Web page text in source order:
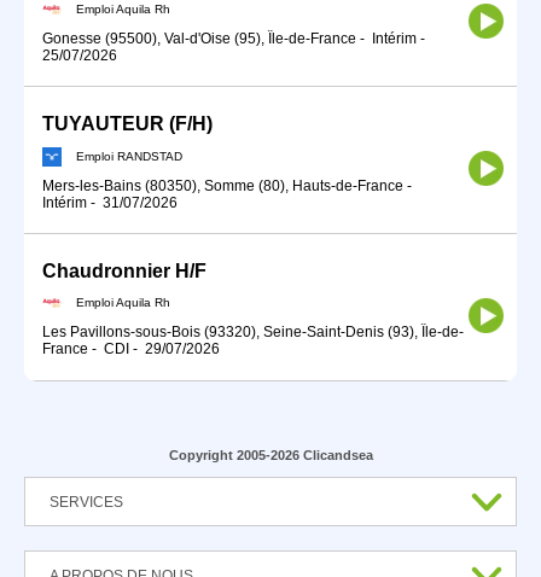
Emploi Aquila Rh
Gonesse (95500), Val-d'Oise (95), Île-de-France - Intérim -
25/07/2026
TUYAUTEUR (F/H)
Emploi RANDSTAD
Mers-les-Bains (80350), Somme (80), Hauts-de-France -
Intérim - 31/07/2026
Chaudronnier H/F
Emploi Aquila Rh
Les Pavillons-sous-Bois (93320), Seine-Saint-Denis (93), Île-de-
France - CDI - 29/07/2026
Copyright 2005-2026 Clicandsea
SERVICES